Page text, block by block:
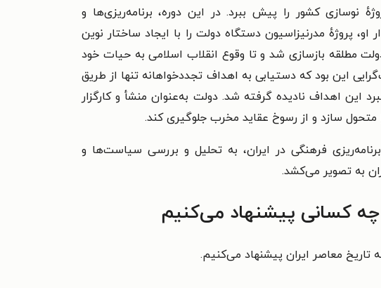
کشور را پیش ببرد. در این دوره، برنامه‌ریزی‌ها و
پروژهٔ مدرنیزاسیون دستگاه دولت را با ایجاد ساختار نوین
بازسازی شد و تا وقوع انقلاب اسلامی به حیات خود
این بود که دستیابی به اهداف تجددخواهانه تنها از طریق
این اهداف نادیده گرفته شد. دولت به‌عنوان منشأ و کارگزار
سازد و از رسوخ عقاید مخرب جلوگیری کند.
فرهنگی در ایران، به تحلیل و بررسی سیاست‌ها و
به تصویر می‌کشد.
چه کسانی پیشنهاد می‌کنیم
تاریخ معاصر ایران پیشنهاد می‌کنیم.